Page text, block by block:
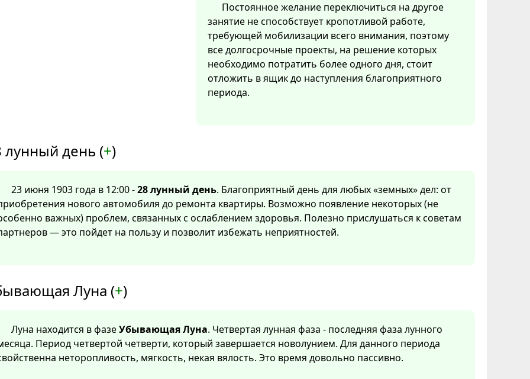
Постоянное желание переключиться на другое
занятие не способствует кропотливой работе,
требующей мобилизации всего внимания, поэтому
все долгосрочные проекты, на решение которых
необходимо потратить более одного дня, стоит
отложить в ящик до наступления благоприятного
периода.
лунный день (+)
23 июня 1903 года в 12:00 -28 лунный день. Благоприятный день для любых «земных» дел: от
нового автомобиля до ремонта квартиры. Возможно появление некоторых (не
важных) проблем, связанных с ослаблением здоровья. Полезно прислушаться к советам
— это пойдет на пользу и позволит избежать неприятностей.
Луна (+)
Луна находится в фазеУбывающая Луна. Четвертая лунная фаза - последняя фаза лунного
Период четвертой четверти, который завершается новолунием. Для данного периода
неторопливость, мягкость, некая вялость. Это время довольно пассивно.